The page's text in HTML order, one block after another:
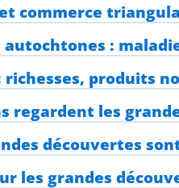
commerce
autochtones :
richesses, produits
regardent les
découvertes
les grandes